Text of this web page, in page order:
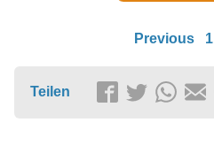
Previous 1
Teilen